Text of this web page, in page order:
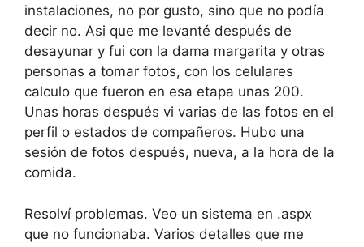
instalaciones, no por gusto, sino que no podía
decir no. Asi que me levanté después de
desayunar y fui con la dama margarita y otras
personas a tomar fotos, con los celulares
calculo que fueron en esa etapa unas 200.
Unas horas después vi varias de las fotos en el
perfil o estados de compañeros. Hubo una
sesión de fotos después, nueva, a la hora de la
comida.
Resolví problemas. Veo un sistema en .aspx
que no funcionaba. Varios detalles que me